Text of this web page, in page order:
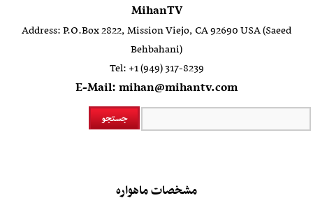
MihanTV
Address: P.O.Box 2822, Mission Viejo, CA 92690 USA (Saeed
Behbahani)
Tel: +1 (949) 317-8239
E-Mail: mihan@mihantv.com
مشخصات ماهواره